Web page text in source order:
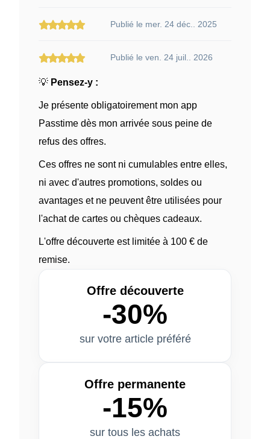
Publié le mer. 24 déc.. 2025
Publié le ven. 24 juil.. 2026
💡 Pensez-y :
Je présente obligatoirement mon app
Passtime dès mon arrivée sous peine de
refus des offres.
Ces offres ne sont ni cumulables entre elles,
ni avec d'autres promotions, soldes ou
avantages et ne peuvent être utilisées pour
l'achat de cartes ou chèques cadeaux.
L'offre découverte est limitée à 100 € de
remise.
Offre découverte
-30%
sur votre article préféré
Offre permanente
-15%
sur tous les achats